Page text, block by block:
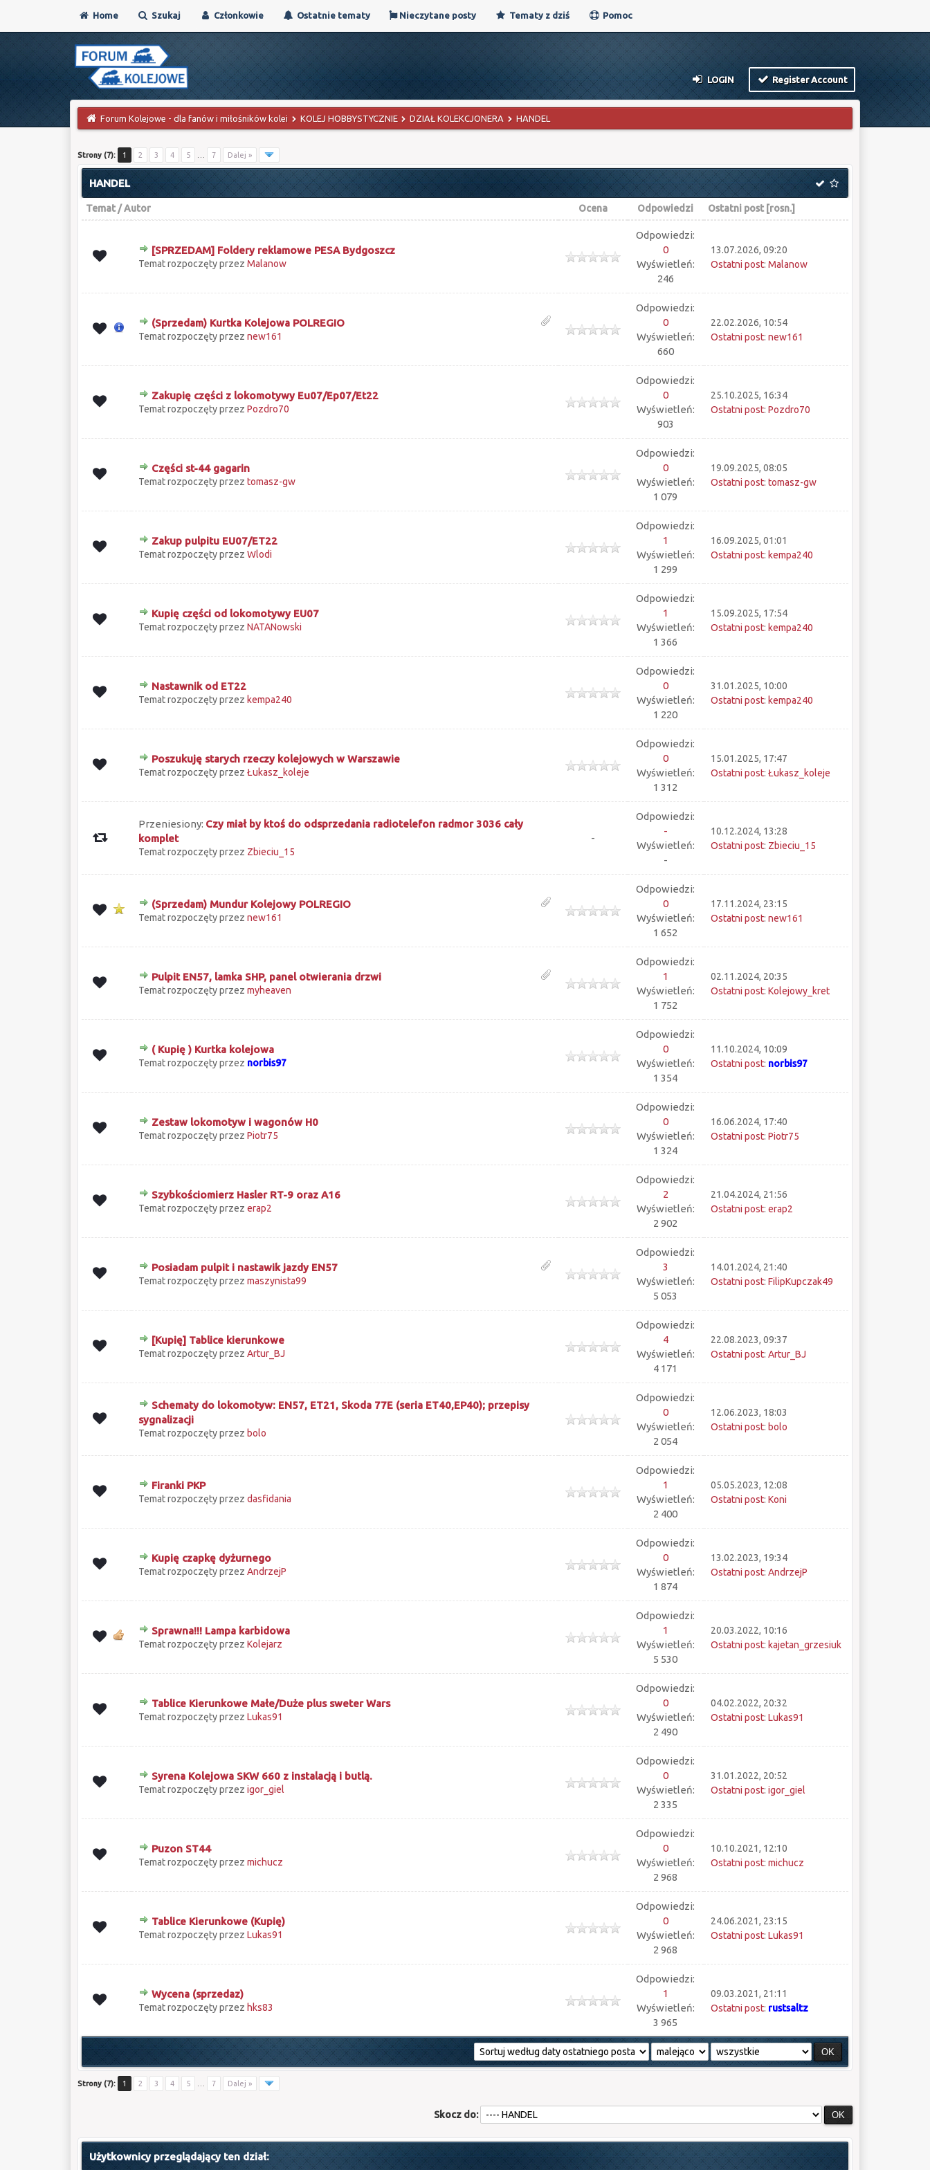
Home Szukaj Członkowie Ostatnie tematy Nieczytane posty Tematy z dziś Pomoc
LOGIN Register Account
Forum Kolejowe - dla fanów i miłośników kolei KOLEJ HOBBYSTYCZNIE DZIAŁ KOLEKCJONERA HANDEL
Strony (7): 1 2 3 4 5 7 Dalej »
HANDEL
Temat/Autor Ocena Odpowiedzi Ostatni post [rosn.]
[SPRZEDAM] Foldery reklamowe PESA Bydgoszcz
Temat rozpoczęty przez Malanow
0 głosów - średnia ocena: 0 na 5 gwiazdek
12345
Odpowiedzi:
0
Wyświetleń:
246
13.07.2026, 09:20
Ostatni post: Malanow
(Sprzedam) Kurtka Kolejowa POLREGIO
Temat rozpoczęty przez new161
0 głosów - średnia ocena: 0 na 5 gwiazdek
1234 5
Odpowiedzi:
0
Wyświetleń:
660
22.02.2026, 10:54
Ostatni post: new161
Zakupię części z lokomotywy Eu07/Ep07/Et22
Temat rozpoczęty przez Pozdro70
0 głosów - średnia ocena: 0 na 5 gwiazdek
12 345
Odpowiedzi:
0
Wyświetleń:
903
25.10.2025, 16:34
Ostatni post: Pozdro70
Części st-44 gagarin
Temat rozpoczęty przez tomasz-gw
0 głosów - średnia ocena: 0 na 5 gwiazdek
12345
Odpowiedzi:
0
Wyświetleń:
1 079
19.09.2025, 08:05
Ostatni post: tomasz-gw
Zakup pulpitu EU07/ET22
Temat rozpoczęty przez Wlodi
0 głosów - średnia ocena: 0 na 5 gwiazdek
12345
Odpowiedzi:
1
Wyświetleń:
1 299
16.09.2025, 01:01
Ostatni post: kempa240
Kupię części od lokomotywy EU07
Temat rozpoczęty przez NATANowski
0 głosów - średnia ocena: 0 na 5 gwiazdek
1 2345
Odpowiedzi:
1
Wyświetleń:
1 366
15.09.2025, 17:54
Ostatni post: kempa240
Nastawnik od ET22
Temat rozpoczęty przez kempa240
0 głosów - średnia ocena: 0 na 5 gwiazdek
1 2 345
Odpowiedzi:
0
Wyświetleń:
1 220
31.01.2025, 10:00
Ostatni post: kempa240
Poszukuję starych rzeczy kolejowych w Warszawie
Temat rozpoczęty przez Łukasz_koleje
0 głosów - średnia ocena: 0 na 5 gwiazdek
12345
Odpowiedzi:
0
Wyświetleń:
1 312
15.01.2025, 17:47
Ostatni post: Łukasz_koleje
Przeniesiony: Czy miał by ktoś do odsprzedania radiotelefon radmor 3036 cały
komplet
Temat rozpoczęty przez Zbieciu_15
-
Odpowiedzi:
-
Wyświetleń:
-
10.12.2024, 13:28
Ostatni post: Zbieciu_15
(Sprzedam) Mundur Kolejowy POLREGIO
Temat rozpoczęty przez new161
0 głosów - średnia ocena: 0 na 5 gwiazdek
12345
Odpowiedzi:
0
Wyświetleń:
1 652
17.11.2024, 23:15
Ostatni post: new161
Pulpit EN57, lamka SHP, panel otwierania drzwi
Temat rozpoczęty przez myheaven
0 głosów - średnia ocena: 0 na 5 gwiazdek
1234 5
Odpowiedzi:
1
Wyświetleń:
1 752
02.11.2024, 20:35
Ostatni post: Kolejowy_kret
( Kupię ) Kurtka kolejowa
Temat rozpoczęty przez norbis97
0 głosów - średnia ocena: 0 na 5 gwiazdek
1 2345
Odpowiedzi:
0
Wyświetleń:
1 354
11.10.2024, 10:09
Ostatni post: norbis97
Zestaw lokomotyw i wagonów H0
Temat rozpoczęty przez Piotr75
0 głosów - średnia ocena: 0 na 5 gwiazdek
12345
Odpowiedzi:
0
Wyświetleń:
1 324
16.06.2024, 17:40
Ostatni post: Piotr75
Szybkościomierz Hasler RT-9 oraz A16
Temat rozpoczęty przez erap2
0 głosów - średnia ocena: 0 na 5 gwiazdek
12345
Odpowiedzi:
2
Wyświetleń:
2 902
21.04.2024, 21:56
Ostatni post: erap2
Posiadam pulpit i nastawik jazdy EN57
Temat rozpoczęty przez maszynista99
0 głosów - średnia ocena: 0 na 5 gwiazdek
12345
Odpowiedzi:
3
Wyświetleń:
5 053
14.01.2024, 21:40
Ostatni post: FilipKupczak49
[Kupię] Tablice kierunkowe
Temat rozpoczęty przez Artur_BJ
0 głosów - średnia ocena: 0 na 5 gwiazdek
12345
Odpowiedzi:
4
Wyświetleń:
4 171
22.08.2023, 09:37
Ostatni post: Artur_BJ
Schematy do lokomotyw: EN57, ET21, Skoda 77E (seria ET40,EP40); przepisy
sygnalizacji
Temat rozpoczęty przez bolo
0 głosów - średnia ocena: 0 na 5 gwiazdek
Odpowiedzi:
0
Wyświetleń:
2 054
12.06.2023, 18:03
Ostatni post: bolo
Firanki PKP
Temat rozpoczęty przez dasfidania
0 głosów - średnia ocena: 0 na 5 gwiazdek
Odpowiedzi:
1
Wyświetleń:
2 400
05.05.2023, 12:08
Ostatni post: Koni
Kupię czapkę dyżurnego
Temat rozpoczęty przez AndrzejP
0 głosów - średnia ocena: 0 na 5 gwiazdek
12345
Odpowiedzi:
0
Wyświetleń:
1 874
13.02.2023, 19:34
Ostatni post: AndrzejP
Sprawna!!! Lampa karbidowa
Temat rozpoczęty przez Kolejarz
0 głosów - średnia ocena: 0 na 5 gwiazdek
123 45
Odpowiedzi:
1
Wyświetleń:
5 530
20.03.2022, 10:16
Ostatni post: kajetan_grzesiuk
Tablice Kierunkowe Małe/Duże plus sweter Wars
Temat rozpoczęty przez Lukas91
0 głosów - średnia ocena: 0 na 5 gwiazdek
12345
Odpowiedzi:
0
Wyświetleń:
2 490
04.02.2022, 20:32
Ostatni post: Lukas91
Syrena Kolejowa SKW 660 z instalacją i butlą.
Temat rozpoczęty przez igor_giel
0 głosów - średnia ocena: 0 na 5 gwiazdek
12345
Odpowiedzi:
0
Wyświetleń:
2 335
31.01.2022, 20:52
Ostatni post: igor_giel
Puzon ST44
Temat rozpoczęty przez michucz
0 głosów - średnia ocena: 0 na 5 gwiazdek
Odpowiedzi:
0
Wyświetleń:
2 968
10.10.2021, 12:10
Ostatni post: michucz
Tablice Kierunkowe (Kupię)
Temat rozpoczęty przez Lukas91
0 głosów - średnia ocena: 0 na 5 gwiazdek
12345
Odpowiedzi:
0
Wyświetleń:
2 968
24.06.2021, 23:15
Ostatni post: Lukas91
Wycena (sprzedaz)
Temat rozpoczęty przez hks83
0 głosów - średnia ocena: 0 na 5 gwiazdek
1234 5
Odpowiedzi:
1
Wyświetleń:
3 965
09.03.2021, 21:11
Ostatni post: rustsaltz
Strony (7): 1 2 3 4 5 7 Dalej »
Skocz do:
Użytkownicy przeglądający ten dział: